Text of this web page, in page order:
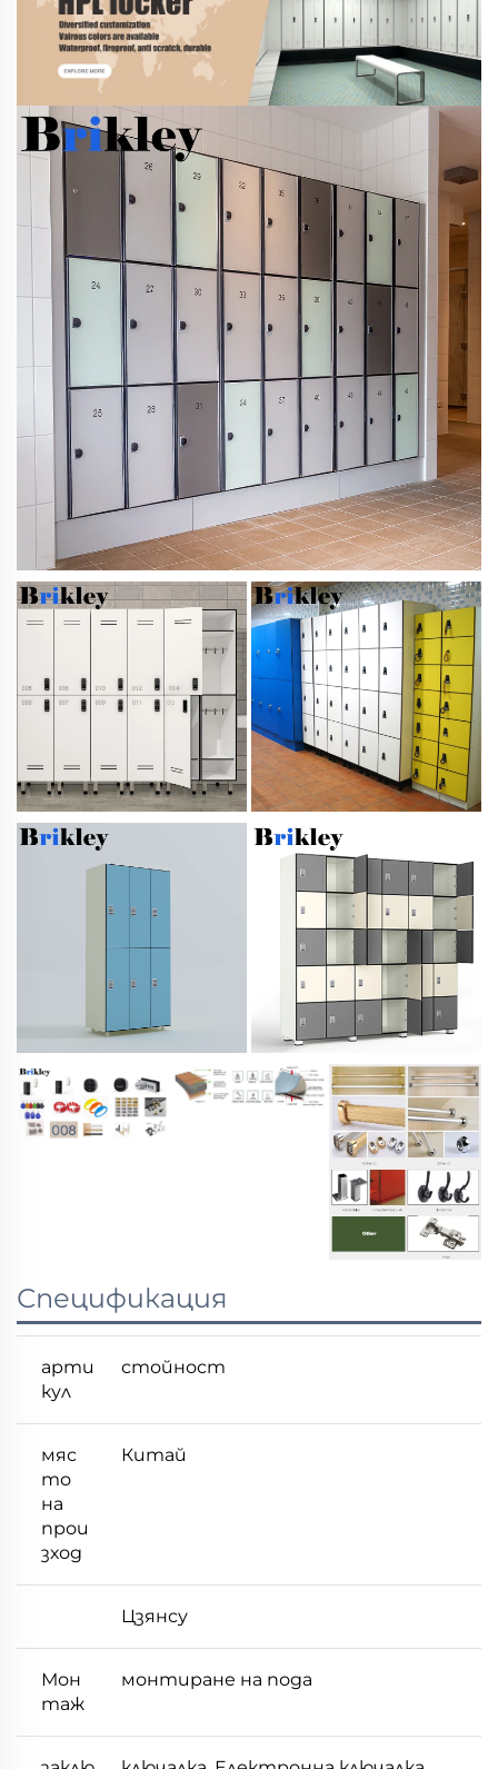
Спецификация
арти
кул
стойност
мяс
то
на
прои
зход
Китай
Цзянсу
Мон
таж
монтиране на пода